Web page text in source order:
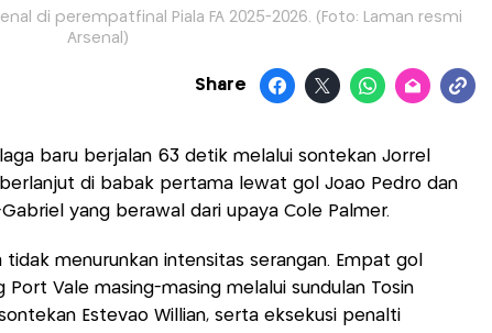
di perempatfinal Piala FA 2025-2026. (Foto: Laman resmi
Arsenal)
Share
baru berjalan 63 detik melalui sontekan Jorrel
di babak pertama lewat gol Joao Pedro dan
yang berawal dari upaya Cole Palmer.
tidak menurunkan intensitas serangan. Empat gol
Vale masing-masing melalui sundulan Tosin
Estevao Willian, serta eksekusi penalti